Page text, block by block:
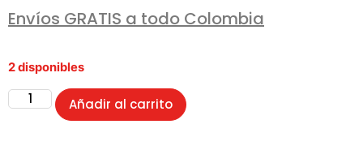
Envíos GRATIS a todo Colombia
2 disponibles
Añadir al carrito